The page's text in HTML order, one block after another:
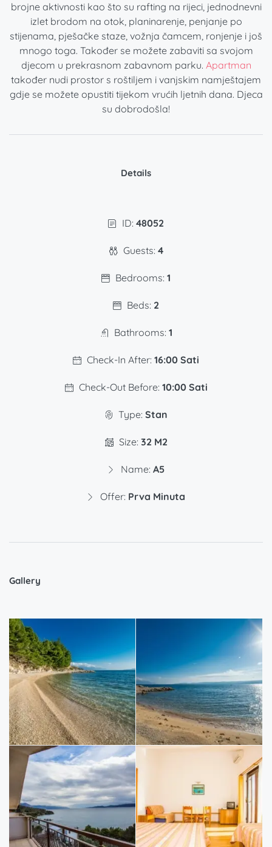
brojne aktivnosti kao što su rafting na rijeci, jednodnevni
izlet brodom na otok, planinarenje, penjanje po
stijenama, pješačke staze, vožnja čamcem, ronjenje i još
mnogo toga. Također se možete zabaviti sa svojom
djecom u prekrasnom zabavnom parku. Apartman
također nudi prostor s roštiljem i vanjskim namještajem
gdje se možete opustiti tijekom vrućih ljetnih dana. Djeca
su dobrodošla!
Details
ID: 48052
Guests: 4
Bedrooms: 1
Beds: 2
Bathrooms: 1
Check-In After: 16:00 Sati
Check-Out Before: 10:00 Sati
Type: Stan
Size: 32 M2
Name: A5
Offer: Prva Minuta
Gallery